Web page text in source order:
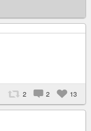
2 2 13